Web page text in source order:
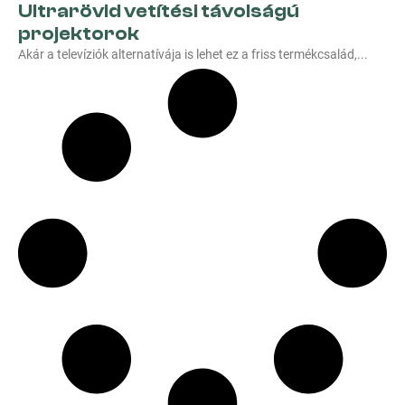
Ultrarövid vetítési távolságú
projektorok
Akár a televíziók alternatívája is lehet ez a friss termékcsalád,